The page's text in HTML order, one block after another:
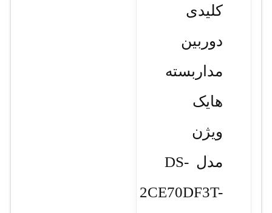
کلیدی
دوربین
مداربسته
هایک
ویژن
مدل DS-
2CE70DF3T-